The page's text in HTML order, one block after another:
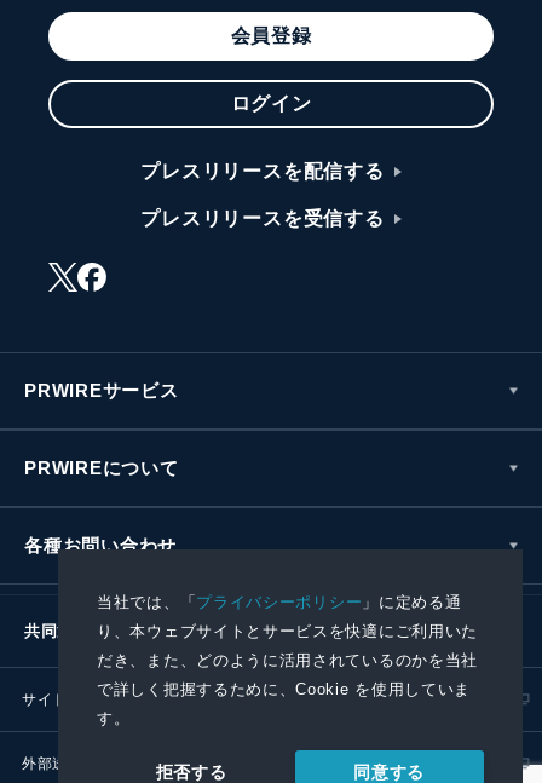
当社では、「プライバシーポリシー 」に定める通
り、本ウェブサイトとサービスを快適にご利用いた
だき、また、どのように活用されているのかを当社
で詳しく把握するために、Cookie を使用していま
す。
拒否する 同意する
会員登録
ログイン
プレスリリースを配信する
プレスリリースを受信する
PRWIREサービス
PRWIREについて
各種お問い合わせ
共同通信社グループ
サイトポリシー プライバシーポリシー
外部送信ポリシー プレスリリース取扱基準